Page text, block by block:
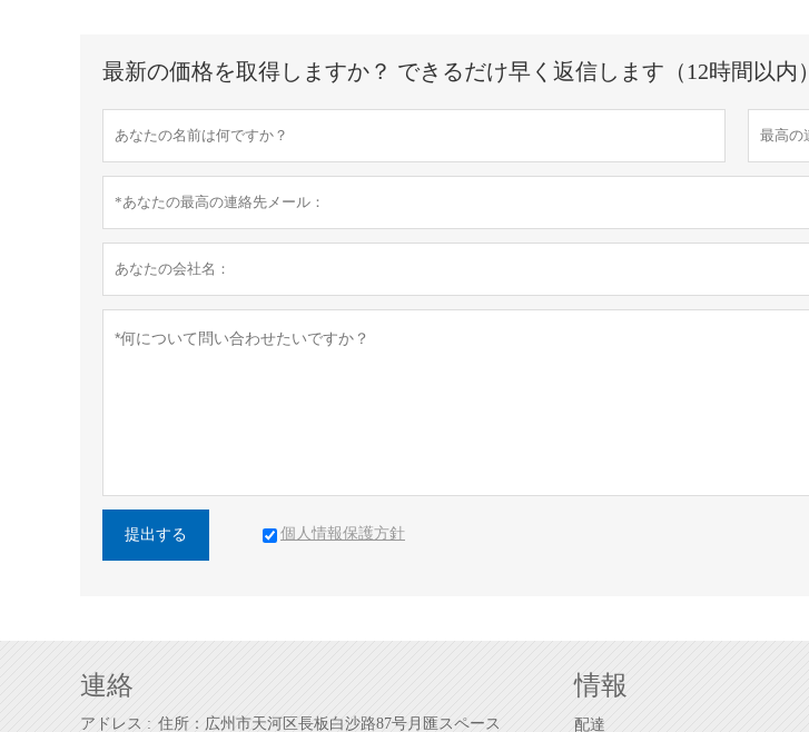
最新の価格を取得しますか？ できるだけ早く返信します（12時間以内）
提出する 個人情報保護方針
連絡
アドレス : 住所：広州市天河区長板白沙路87号月匯スペース
情報
配達